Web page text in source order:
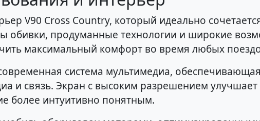
V90 Cross Country, который идеально
обивки, продуманные технологии и широкие
максимальный комфорт во время любых
система мультимедиа,
и связь. Экран с высоким разрешением улучшает
более интуитивно понятным.